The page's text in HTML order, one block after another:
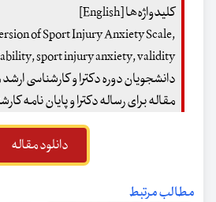
کلیدواژه‌ها [English]
of Sport Injury Anxiety Scale,
sport injury anxiety, validity
دانشجویان دوره دکترا و کارشناسی ارشد
مقاله برای رساله دکترا و پایان نامه
دانلود مقاله
مطالب مرتبط